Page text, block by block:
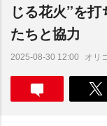
じる花火”を
たちと協力
2025-08-30 12:00 オリ